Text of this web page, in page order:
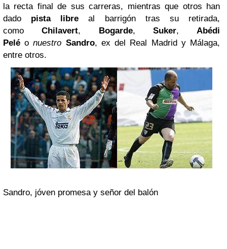
la recta final de sus carreras, mientras que otros han
dado pista libre al barrigón tras su retirada,
comoChilavert, Bogarde, Suker, Abédi
Pelé onuestro Sandro, ex del Real Madrid y Málaga,
entre otros.
Sandro, jóven promesa y señor del balón